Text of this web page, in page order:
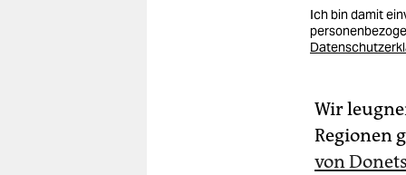
Ich bin damit
Wir
Regionen
von